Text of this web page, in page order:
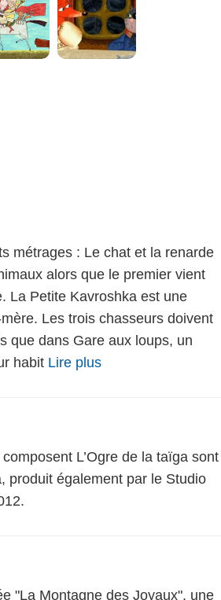
métrages : Le chat et la renarde
alors que le premier vient
La Petite Kavroshka est une
Les trois chasseurs doivent
que dans Gare aux loups, un
habit Lire plus
L’Ogre de la taïga sont
produit également par le Studio
"La Montagne des Joyaux", une